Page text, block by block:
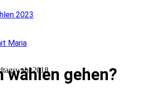
2023
Maria
wäh­len gehen?